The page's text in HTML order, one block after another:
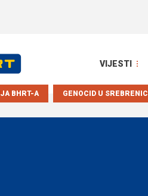
VIJESTI
GENOCID U SREBRENICI
BHRT-A